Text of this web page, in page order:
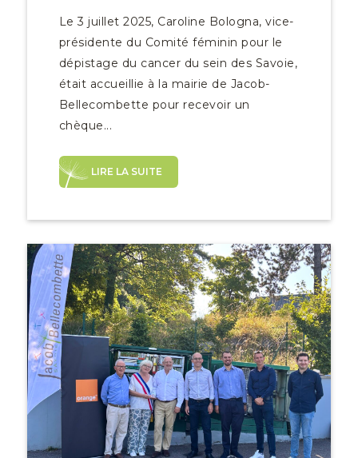
Le 3 juillet 2025, Caroline Bologna, vice-
présidente du Comité féminin pour le
dépistage du cancer du sein des Savoie,
était accueillie à la mairie de Jacob-
Bellecombette pour recevoir un
chèque...
LIRE LA SUITE